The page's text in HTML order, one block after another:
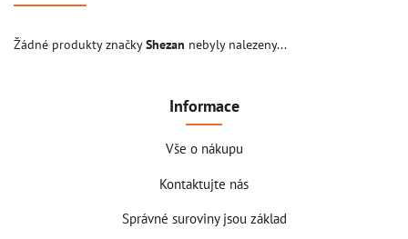
Žádné produkty značkyShezan nebyly nalezeny...
Informace
Vše o nákupu
Kontaktujte nás
Správné suroviny jsou základ